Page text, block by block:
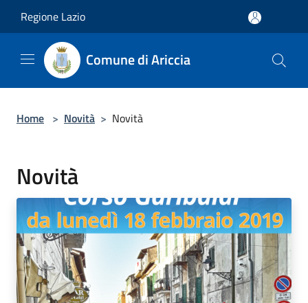
Regione Lazio
Comune di Ariccia
Home > Novità > Novità
Novità